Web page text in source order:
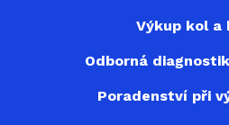
Výkup kol a
Odborná
Poradenství při